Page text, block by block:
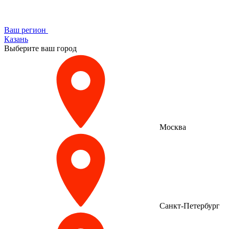
Ваш регион
Казань
Выберите ваш город
Москва
Санкт-Петербург